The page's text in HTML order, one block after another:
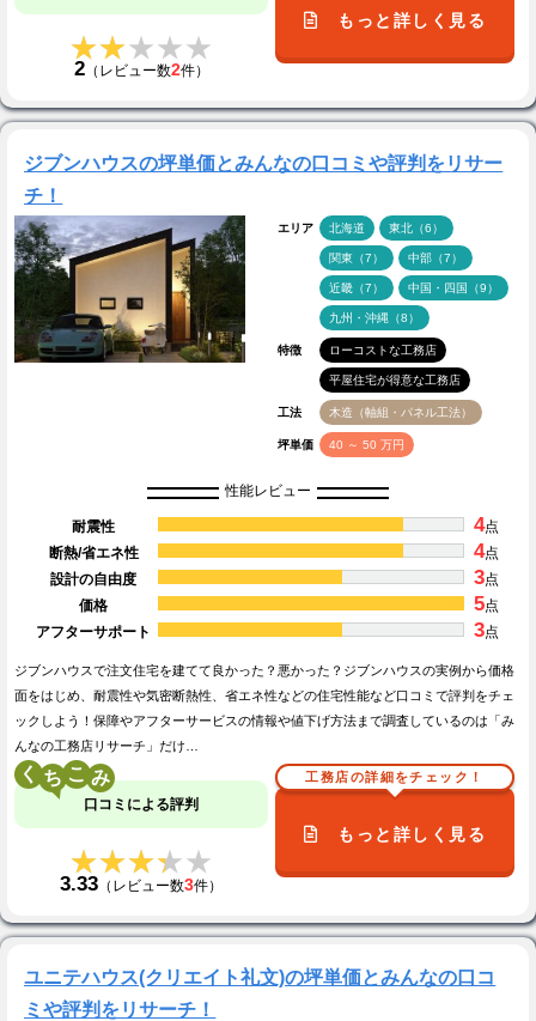
★★★★★
★★★★★
2（レビュー数2件）
もっと詳しく見る
ジブンハウスの坪単価とみんなの口コミや評判をリサー
チ！
エリア 北海道 東北（6）
関東（7） 中部（7）
近畿（7） 中国・四国（9）
九州・沖縄（8）
特徴 ローコストな工務店
平屋住宅が得意な工務店
工法 木造（軸組・パネル工法）
坪単価 40 ～ 50 万円
性能レビュー
耐震性 4点
断熱/省エネ性
4点
設計の自由度
3点
価格
5点
アフターサポート
3点
ジブンハウスで注文住宅を建てて良かった？悪かった？ジブンハウスの実例から価格
面をはじめ、耐震性や気密断熱性、省エネ性などの住宅性能など口コミで評判をチェ
ックしよう！保障やアフターサービスの情報や値下げ方法まで調査しているのは「み
んなの工務店リサーチ」だけ…
く こ
口コミによる評判
★★★★★
★★★★★
3.33 （レビュー数3件）
工務店の詳細をチェック！
もっと詳しく見る
ユニテハウス(クリエイト礼文)の坪単価とみんなの口コ
ミや評判をリサーチ！